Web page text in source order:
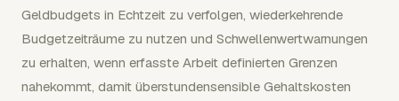
Geldbudgets in Echtzeit zu verfolgen, wiederkehrende
Budgetzeiträume zu nutzen und Schwellenwertwarnungen
zu erhalten, wenn erfasste Arbeit definierten Grenzen
nahekommt, damit überstundensensible Gehaltskosten